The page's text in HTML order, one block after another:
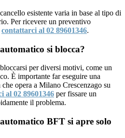
esistente varia in base al tipo di
Per ricevere un preventivo
contattarci al 02 89601346.
si blocca?
per diversi motivi, come un
È importante far eseguire una
opera a Milano Crescenzago su
al 02 89601346 per fissare un
il problema.
BFT si apre solo